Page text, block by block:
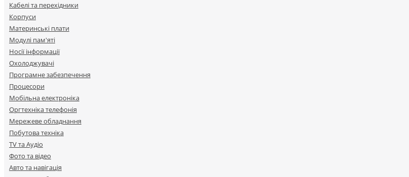
Кабелі та перехідники
Корпуси
Материнські плати
Модулі пам'яті
Носії інформації
Охолоджувачі
Програмне забезпечення
Процесори
Мобільна електроніка
Оргтехніка телефонія
Мережеве обладнання
Побутова техніка
TV та Аудіо
Фото та відео
Авто та навігація